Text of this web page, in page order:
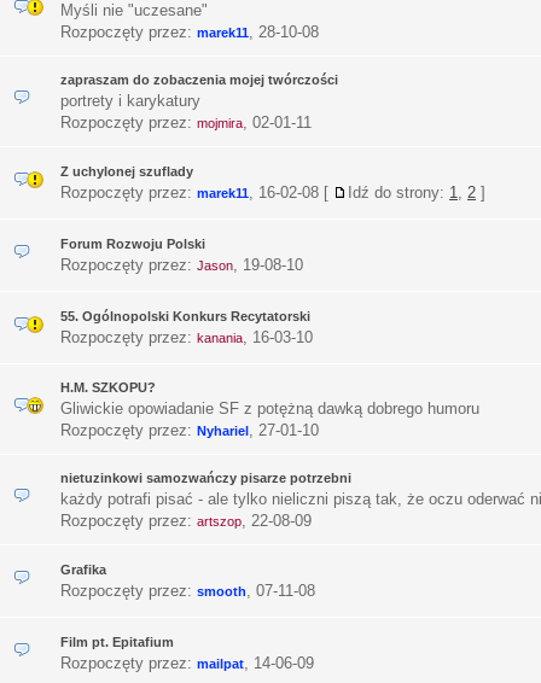
Myśli nie "uczesane"
Rozpoczęty przez: marek11, 28-10-08
zapraszam do zobaczenia mojej twórczości
portrety i karykatury
Rozpoczęty przez: mojmira, 02-01-11
Z uchylonej szuflady
Rozpoczęty przez: marek11, 16-02-08 [ Idź do strony: 1, 2 ]
Forum Rozwoju Polski
Rozpoczęty przez: Jason, 19-08-10
55. Ogólnopolski Konkurs Recytatorski
Rozpoczęty przez: kanania, 16-03-10
H.M. SZKOPU?
Gliwickie opowiadanie SF z potężną dawką dobrego humoru
Rozpoczęty przez: Nyhariel, 27-01-10
nietuzinkowi samozwańczy pisarze potrzebni
każdy potrafi pisać - ale tylko nieliczni piszą tak, że oczu oderwać
Rozpoczęty przez: artszop, 22-08-09
Grafika
Rozpoczęty przez: smooth, 07-11-08
Film pt. Epitafium
Rozpoczęty przez: mailpat, 14-06-09